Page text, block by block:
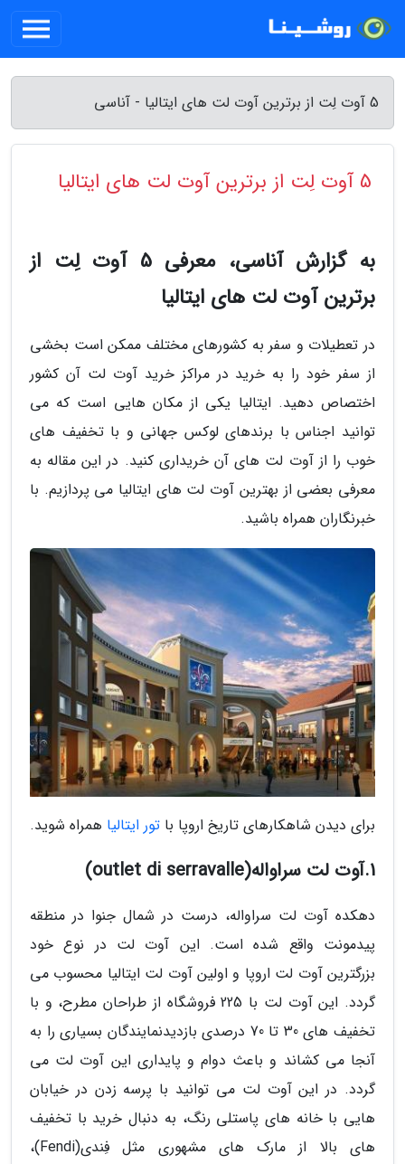
5 آوت لِت از برترین آوت لت های ایتالیا - آناسی
5 آوت لِت از برترین آوت لت های ایتالیا
به گزارش آناسی، معرفی 5 آوت لِت از
برترین آوت لت های ایتالیا
در تعطیلات و سفر به کشورهای مختلف ممکن است بخشی
از سفر خود را به خرید در مراکز خرید آوت لت آن کشور
اختصاص دهید. ایتالیا یکی از مکان هایی است که می
توانید اجناس با برندهای لوکس جهانی و با تخفیف های
خوب را از آوت لت های آن خریداری کنید. در این مقاله به
معرفی بعضی از بهترین آوت لت های ایتالیا می پردازیم. با
خبرنگاران همراه باشید.
برای دیدن شاهکارهای تاریخ اروپا با تور ایتالیا همراه شوید.
1.آوت لت سراواله(outlet di serravalle)
دهکده آوت لت سراواله، درست در شمال جنوا در منطقه
پیدمونت واقع شده است. این آوت لت در نوع خود
بزرگترین آوت لت اروپا و اولین آوت لت ایتالیا محسوب می
گردد. این آوت لت با 225 فروشگاه از طراحان مطرح، و با
تخفیف های 30 تا 70 درصدی بازدیدنمایندگان بسیاری را به
آنجا می کشاند و باعث دوام و پایداری این آوت لت می
گردد. در این آوت لت می توانید با پرسه زدن در خیابان
هایی با خانه های پاستلی رنگ، به دنبال خرید با تخفیف
های بالا از مارک های مشهوری مثل فِندی(Fendi)،